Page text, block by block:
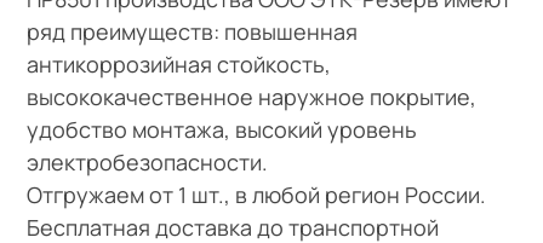
ряд преимуществ: повышенная
антикоррозийная стойкость,
высококачественное наружное покрытие,
удобство монтажа, высокий уровень
электробезопасности.
Отгружаем от 1 шт., в любой регион России.
Бесплатная доставка до транспортной